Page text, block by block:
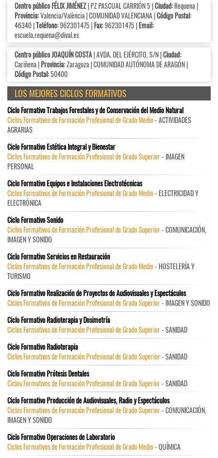
Centro público FÉLIX JIMÉNEZ| PZ PASCUAL CARRIÓN 5 |Ciudad:Requena |
Provincia:Valencia/València | COMUNIDAD VALENCIANA |Código Postal:
46340 |Teléfono:962301475 |Fax:962301475 |Email:
escuela.requena@dival.es
Centro público JOAQUÍN COSTA| AVDA. DEL EJÉRCITO, S/N |Ciudad:
Cariñena |Provincia:Zaragoza | COMUNIDAD AUTÓNOMA DE ARAGÓN |
Código Postal:50400
LOS MEJORES CICLOS FORMATIVOS
Ciclo Formativo Trabajos Forestales y de Conservación del Medio Natural
Ciclos Formativos de Formación Profesional de Grado Medio- ACTIVIDADES
AGRARIAS
Ciclo Formativo Estética Integral y Bienestar
Ciclos Formativos de Formación Profesional de Grado Superior- IMAGEN
PERSONAL
Ciclo Formativo Equipos e Instalaciones Electrotécnicas
Ciclos Formativos de Formación Profesional de Grado Medio- ELECTRICIDAD Y
ELECTRÓNICA
Ciclo Formativo Sonido
Ciclos Formativos de Formación Profesional de Grado Superior- COMUNICACIÓN,
IMAGEN Y SONIDO
Ciclo Formativo Servicios en Restauración
Ciclos Formativos de Formación Profesional de Grado Medio- HOSTELERÍA Y
TURISMO
Ciclo Formativo Realización de Proyectos de Audiovisuales y Espectáculos
Ciclos Formativos de Formación Profesional de Grado Superior- IMAGEN Y SONIDO
Ciclo Formativo Radioterapia y Dosimetría
Ciclos Formativos de Formación Profesional de Grado Superior- SANIDAD
Ciclo Formativo Radioterapia
Ciclos Formativos de Formación Profesional de Grado Superior- SANIDAD
Ciclo Formativo Prótesis Dentales
Ciclos Formativos de Formación Profesional de Grado Superior- SANIDAD
Ciclo Formativo Producción de Audiovisuales, Radio y Espectáculos
Ciclos Formativos de Formación Profesional de Grado Superior- COMUNICACIÓN,
IMAGEN Y SONIDO
Ciclo Formativo Operaciones de Laboratorio
Ciclos Formativos de Formación Profesional de Grado Medio- QUÍMICA